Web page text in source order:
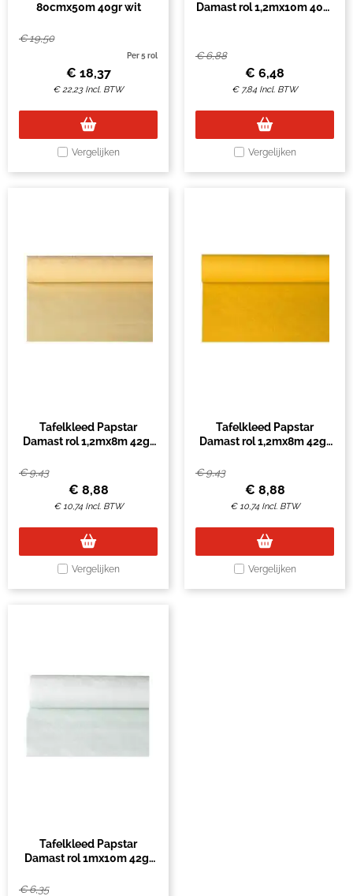
80cmx50m 40gr wit
€19,50
Per 5 rol
€ 18,37
€22,23 Incl. BTW
Vergelijken
Damast rol 1,2mx10m 40gr
€6,88
€ 6,48
€ 7,84 Incl. BTW
Vergelijken
Tafelkleed Papstar
Damast rol 1,2mx8m 42gr
€9,43
€ 8,88
€10,74 Incl. BTW
Vergelijken
Tafelkleed Papstar
Damast rol 1,2mx8m 42gr
€9,43
€ 8,88
€10,74 Incl. BTW
Vergelijken
Tafelkleed Papstar
Damast rol 1mx10m 42gr
€6,35